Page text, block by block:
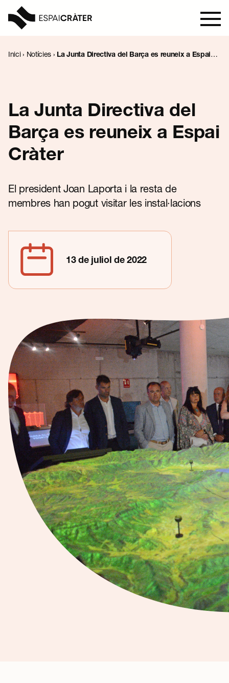
Aprèn
Explora
Programació
Notícies
Contacte
Inici› Notícies › La Junta Directiva del Barça es reuneix a Espai
La Junta Directiva del
Barça es reuneix a Espai
Cràter
El president Joan Laporta i la resta de
membres han pogut visitar les instal·lacions
13 de juliol de 2022